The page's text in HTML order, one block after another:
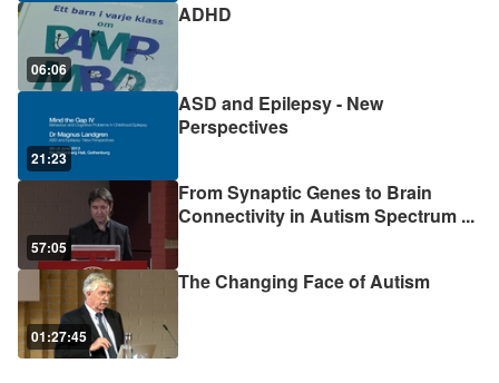
06:06
ADHD
21:23
ASD and Epilepsy - New
Perspectives
57:05
From Synaptic Genes to Brain
Connectivity in Autism Spectrum ...
01:27:45
The Changing Face of Autism